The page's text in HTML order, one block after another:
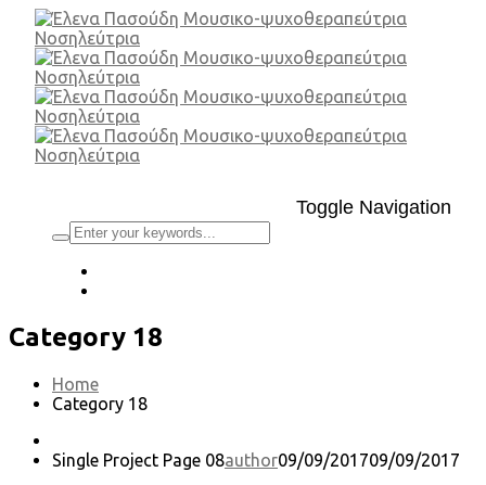
Toggle Navigation
Category 18
Home
Category 18
Single Project Page 08author09/09/201709/09/2017